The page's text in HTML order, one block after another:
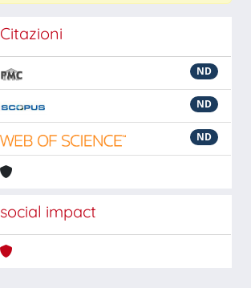
Citazioni
ND
ND
ND
social impact